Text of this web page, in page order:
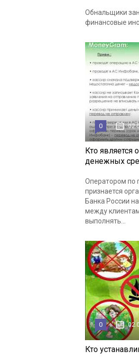
Обнальщики
финансовые
0
Кто является
денежных
Оператором по
признается
Банка России
между
выполнять...
0
Кто